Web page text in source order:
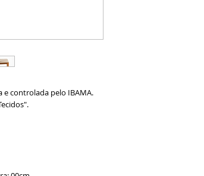
e controlada pelo IBAMA.